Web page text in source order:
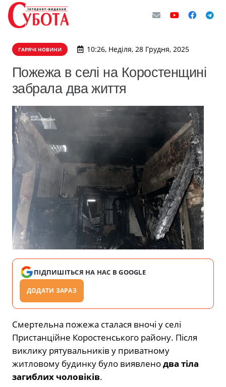
ГАРЯЧІ НОВИНИ 10:26, Неділя, 28 Грудня, 2025
Пожежа в селі на Коростенщині
забрала два життя
ПІДПИШІТЬСЯ НА НАС В GOOGLE
ДОДАТИ ЗАРАЗ
Смертельна пожежа сталася вночі у селі
Пристанційне Коростенського району. Після
виклику рятувальників у приватному
житловому будинку було виявленодва тіла
загиблих чоловіків.